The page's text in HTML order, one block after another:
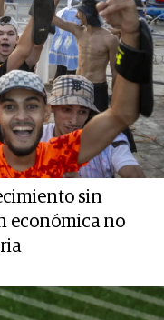
sin
económica no